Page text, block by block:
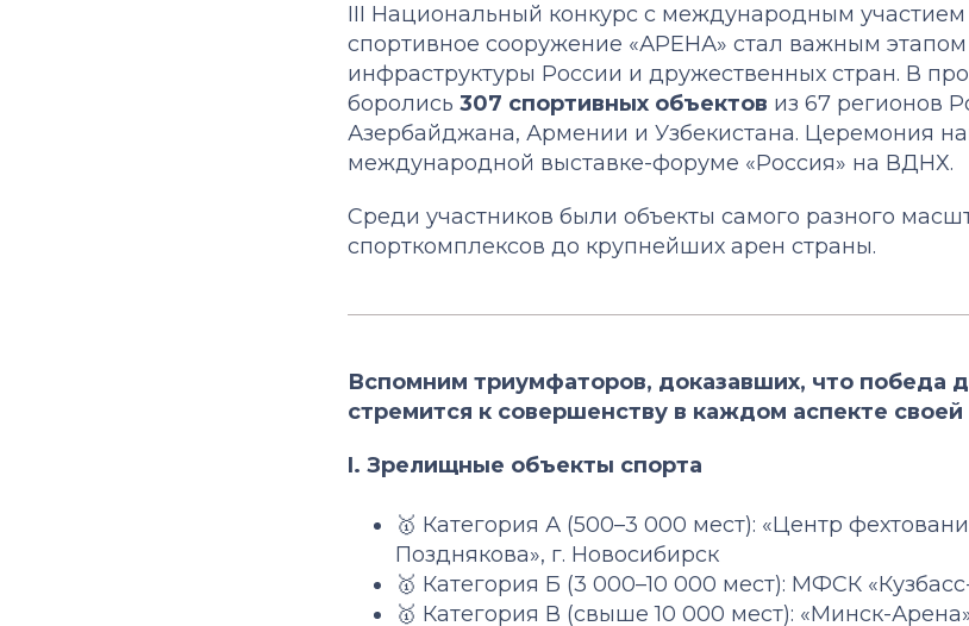
III Национальный конкурс с международным участием
спортивное сооружение «АРЕНА» стал важным
инфраструктуры России и дружественных стран. В
боролись 307 спортивных объектов из 67 регионов
Азербайджана, Армении и Узбекистана. Церемония
международной выставке-форуме «Россия» на ВДНХ.
Среди участников были объекты самого разного
спорткомплексов до крупнейших арен страны.
Вспомним триумфаторов, доказавших, что победа
стремится к совершенству в каждом аспекте
I. Зрелищные объекты спорта
🥇 Категория А (500–3 000 мест): «Центр
Позднякова», г. Новосибирск
🥇 Категория Б (3 000–10 000 мест): МФСК
🥇 Категория В (свыше 10 000 мест): «Минск-